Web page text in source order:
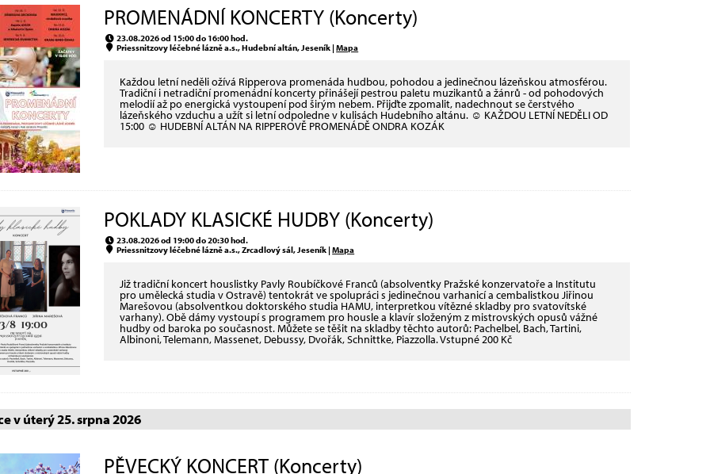
PROMENÁDNÍ KONCERTY (Koncerty)
23.08.2026 od 15:00 do 16:00 hod.
Priessnitzovy léčebné lázně a.s., Hudební altán, Jeseník |Mapa
Každou letní neděli ožívá Ripperova promenáda hudbou, pohodou a jedinečnou lázeňskou atmosférou.
Tradiční i netradiční promenádní koncerty přinášejí pestrou paletu muzikantů a žánrů - od pohodových
melodií až po energická vystoupení pod širým nebem. Přijďte zpomalit, nadechnout se čerstvého
lázeňského vzduchu a užít si letní odpoledne v kulisách Hudebního altánu. ☺ KAŽDOU LETNÍ NEDĚLI OD
15:00 ☺ HUDEBNÍ ALTÁN NA RIPPEROVĚ PROMENÁDĚ ONDRA KOZÁK
POKLADY KLASICKÉ HUDBY (Koncerty)
23.08.2026 od 19:00 do 20:30 hod.
Priessnitzovy léčebné lázně a.s., Zrcadlový sál, Jeseník |Mapa
Již tradiční koncert houslistky Pavly Roubíčkové Franců (absolventky Pražské konzervatoře a Institutu
pro umělecká studia v Ostravě) tentokrát ve spolupráci s jedinečnou varhanicí a cembalistkou Jiřinou
Marešovou (absolventkou doktorského studia HAMU, interpretkou vítězné skladby pro svatovítské
varhany). Obě dámy vystoupí s programem pro housle a klavír složeným z mistrovských opusů vážné
hudby od baroka po současnost. Můžete se těšit na skladby těchto autorů: Pachelbel, Bach, Tartini,
Albinoni, Telemann, Massenet, Debussy, Dvořák, Schnittke, Piazzolla. Vstupné 200 Kč
v úterý 25. srpna 2026
PĚVECKÝ KONCERT (Koncerty)